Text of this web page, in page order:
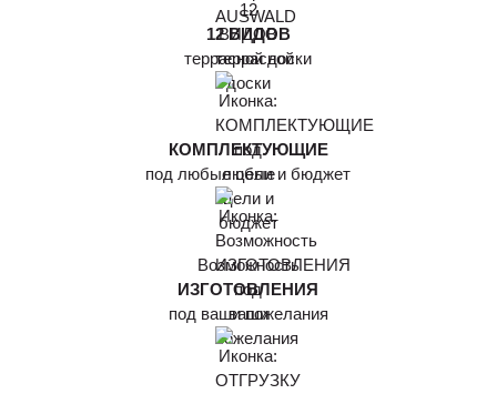
12 ВИДОВ
террасной доски
КОМПЛЕКТУЮЩИЕ
под любые цели и бюджет
Возможность
ИЗГОТОВЛЕНИЯ
под ваши пожелания